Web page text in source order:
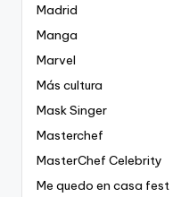
Madrid
Manga
Marvel
Más cultura
Mask Singer
Masterchef
MasterChef Celebrity
Me quedo en casa fest